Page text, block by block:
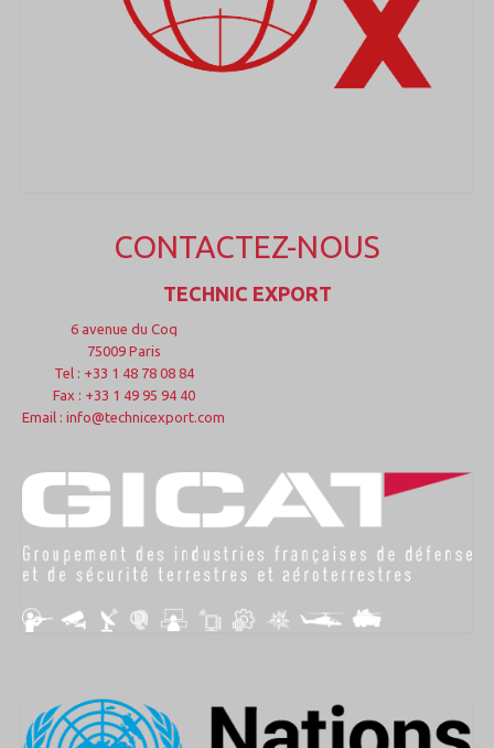
CONTACTEZ-NOUS
TECHNIC EXPORT
6 avenue du Coq
75009 Paris
Tel : +33 1 48 78 08 84
Fax : +33 1 49 95 94 40
Email : info@technicexport.com